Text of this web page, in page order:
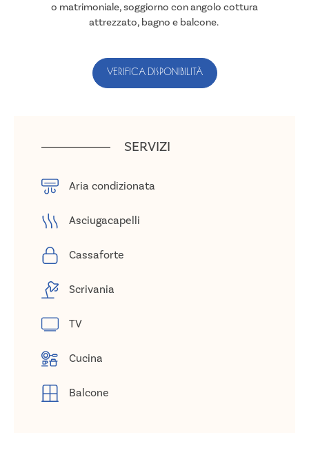
o matrimoniale, soggiorno con angolo cottura
attrezzato, bagno e balcone.
VERIFICA DISPONIBILITÀ
SERVIZI
Aria condizionata
Asciugacapelli
Cassaforte
Scrivania
TV
Cucina
Balcone